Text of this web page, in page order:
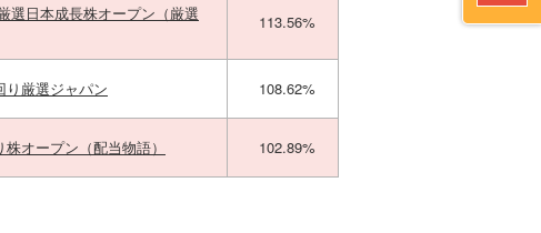
選日本成長株オープン（厳選
113.56%
り厳選ジャパン 108.62%
オープン（配当物語） 102.89%